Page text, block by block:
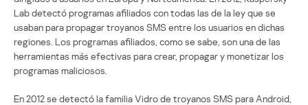
Lab detectó programas afiliados con todas las de la ley que se
usaban para propagar troyanos SMS entre los usuarios en dichas
regiones. Los programas afiliados, como se sabe, son una de las
herramientas más efectivas para crear, propagar y monetizar los
programas maliciosos.
En 2012 se detectó la familia Vidro de troyanos SMS para Android,